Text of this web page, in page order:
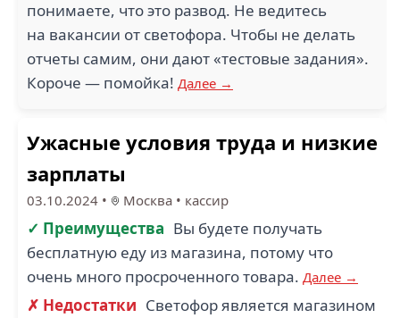
понимаете, что это развод. Не ведитесь
на вакансии от светофора. Чтобы не делать
отчеты самим, они дают «тестовые задания».
Короче — помойка! Далее →
Ужасные условия труда и низкие
зарплаты
03.10.2024 • Москва • кассир
✓ Преимущества Вы будете получать
бесплатную еду из магазина, потому что
очень много просроченного товара. Далее →
✗ Недостатки Светофор является магазином